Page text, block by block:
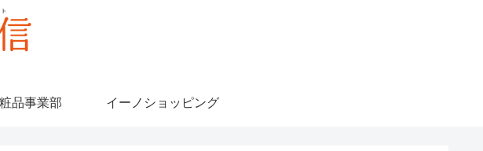
品事業部 イーノショッピング